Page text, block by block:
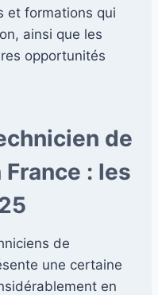
et formations qui
ainsi que les
opportunités
de
: les
de
une certaine
en